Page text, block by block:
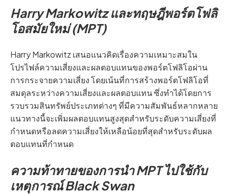
Harry Markowitz และทฤษฎีพอร์ตโฟลิ
โอสมัยใหม่ (MPT)
Harry Markowitz เสนอแนวคิดเรื่องความเหมาะสมใน
โปรไฟล์ความเสี่ยงและผลตอบแทนของพอร์ตโฟลิโอผ่าน
การกระจายความเสี่ยง โดยเน้นที่การสร้างพอร์ตโฟลิโอที่
สมดุลระหว่างความเสี่ยงและผลตอบแทน ซึ่งทำได้โดยการ
รวบรวมสินทรัพย์ประเภทต่างๆ ที่มีความสัมพันธ์หลากหลาย
แนวทางนี้จะเพิ่มผลตอบแทนสูงสุดสำหรับระดับความเสี่ยงที่
กำหนดหรือลดความเสี่ยงให้เหลือน้อยที่สุดสำหรับระดับผล
ตอบแทนที่กำหนด
ความท้าทายของการนำ MPT ไปใช้กับ
เหตุการณ์ Black Swan